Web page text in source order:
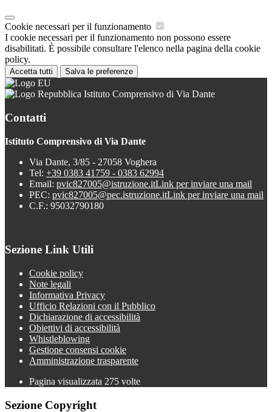
Cookie necessari per il funzionamento
I cookie necessari per il funzionamento non possono essere
disabilitati. È possibile consultare l'elenco nella pagina della cookie
policy.
Accetta tutti Salva le preferenze
Istituto Comprensivo di Via Dante
Contatti
Istituto Comprensivo di Via Dante
Via Dante, 3/85 - 27058 Voghera
Tel: +39 0383 41759 - 0383 62994
Email: pvic827005@istruzione.itLink per inviare una mail
PEC: pvic827005@pec.istruzione.itLink per inviare una mail
C.F.: 95032790180
Sezione Link Utili
Cookie policy
Note legali
Informativa Privacy
Ufficio Relazioni con il Pubblico
Dichiarazione di accessibilità
Obiettivi di accessibilità
Whistleblowing
Gestione consensi cookie
Amministrazione trasparente
Pagina visualizzata 275 volte
Sezione Copyright